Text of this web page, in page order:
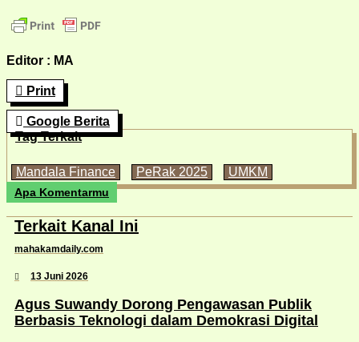
Editor : MA
Print
Google Berita
Tag Terkait
Mandala Finance PeRak 2025 UMKM
Apa Komentarmu
Terkait Kanal Ini
mahakamdaily.com
13 Juni 2026
Agus Suwandy Dorong Pengawasan Publik
Berbasis Teknologi dalam Demokrasi Digital